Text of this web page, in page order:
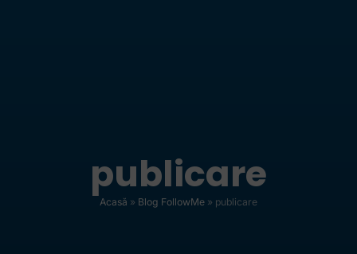
publicare
Acasă » Blog FollowMe » publicare